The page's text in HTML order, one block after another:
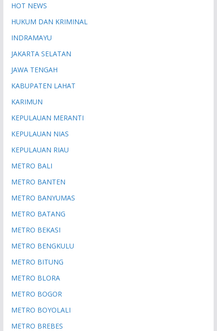
HOT NEWS
HUKUM DAN KRIMINAL
INDRAMAYU
JAKARTA SELATAN
JAWA TENGAH
KABUPATEN LAHAT
KARIMUN
KEPULAUAN MERANTI
KEPULAUAN NIAS
KEPULAUAN RIAU
METRO BALI
METRO BANTEN
METRO BANYUMAS
METRO BATANG
METRO BEKASI
METRO BENGKULU
METRO BITUNG
METRO BLORA
METRO BOGOR
METRO BOYOLALI
METRO BREBES